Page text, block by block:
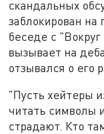
скандальных
заблокирован на
беседе с
вызывает на
отзывался о его
"Пусть хейтеры
читать символы
страдают. Кто